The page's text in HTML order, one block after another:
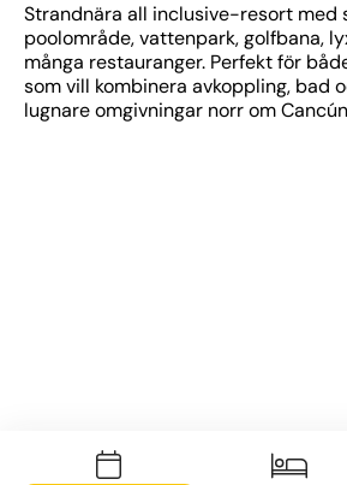
Strandnära all inclusive-resort med
poolområde, vattenpark, golfbana,
många restauranger. Perfekt för
som vill kombinera avkoppling, bad
lugnare omgivningar norr om